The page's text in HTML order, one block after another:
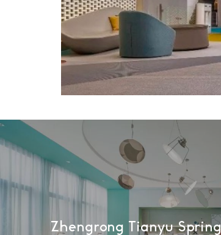
Zhengrong Tianyu